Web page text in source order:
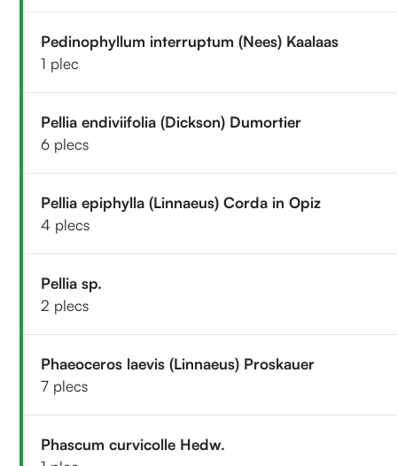
Pedinophyllum interruptum (Nees) Kaalaas
1 plec
Pellia endiviifolia (Dickson) Dumortier
6 plecs
Pellia epiphylla (Linnaeus) Corda in Opiz
4 plecs
Pellia sp.
2 plecs
Phaeoceros laevis (Linnaeus) Proskauer
7 plecs
Phascum curvicolle Hedw.